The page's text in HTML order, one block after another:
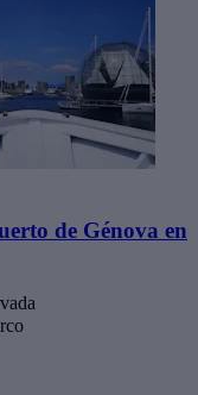
de Génova en